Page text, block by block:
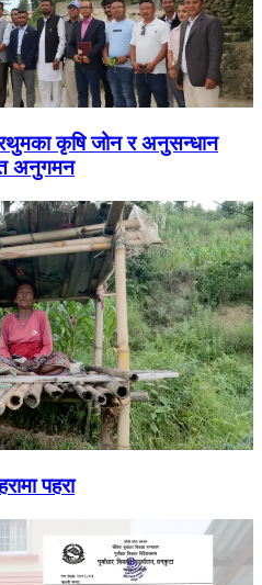
कृषि जोन र अनुसन्धान
अनुगमन
पहरा